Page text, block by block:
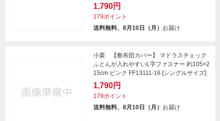
1,790円
179ポイント
送料無料、8月10日（月） お届け
小栗 【敷布団カバー】 マドラスチェック
ふとんが入れやすいL字ファスナー 約105×2
15cm ピンク FF13111-16 [シングルサイズ]
1,790円
179ポイント
送料無料、8月10日（月） お届け